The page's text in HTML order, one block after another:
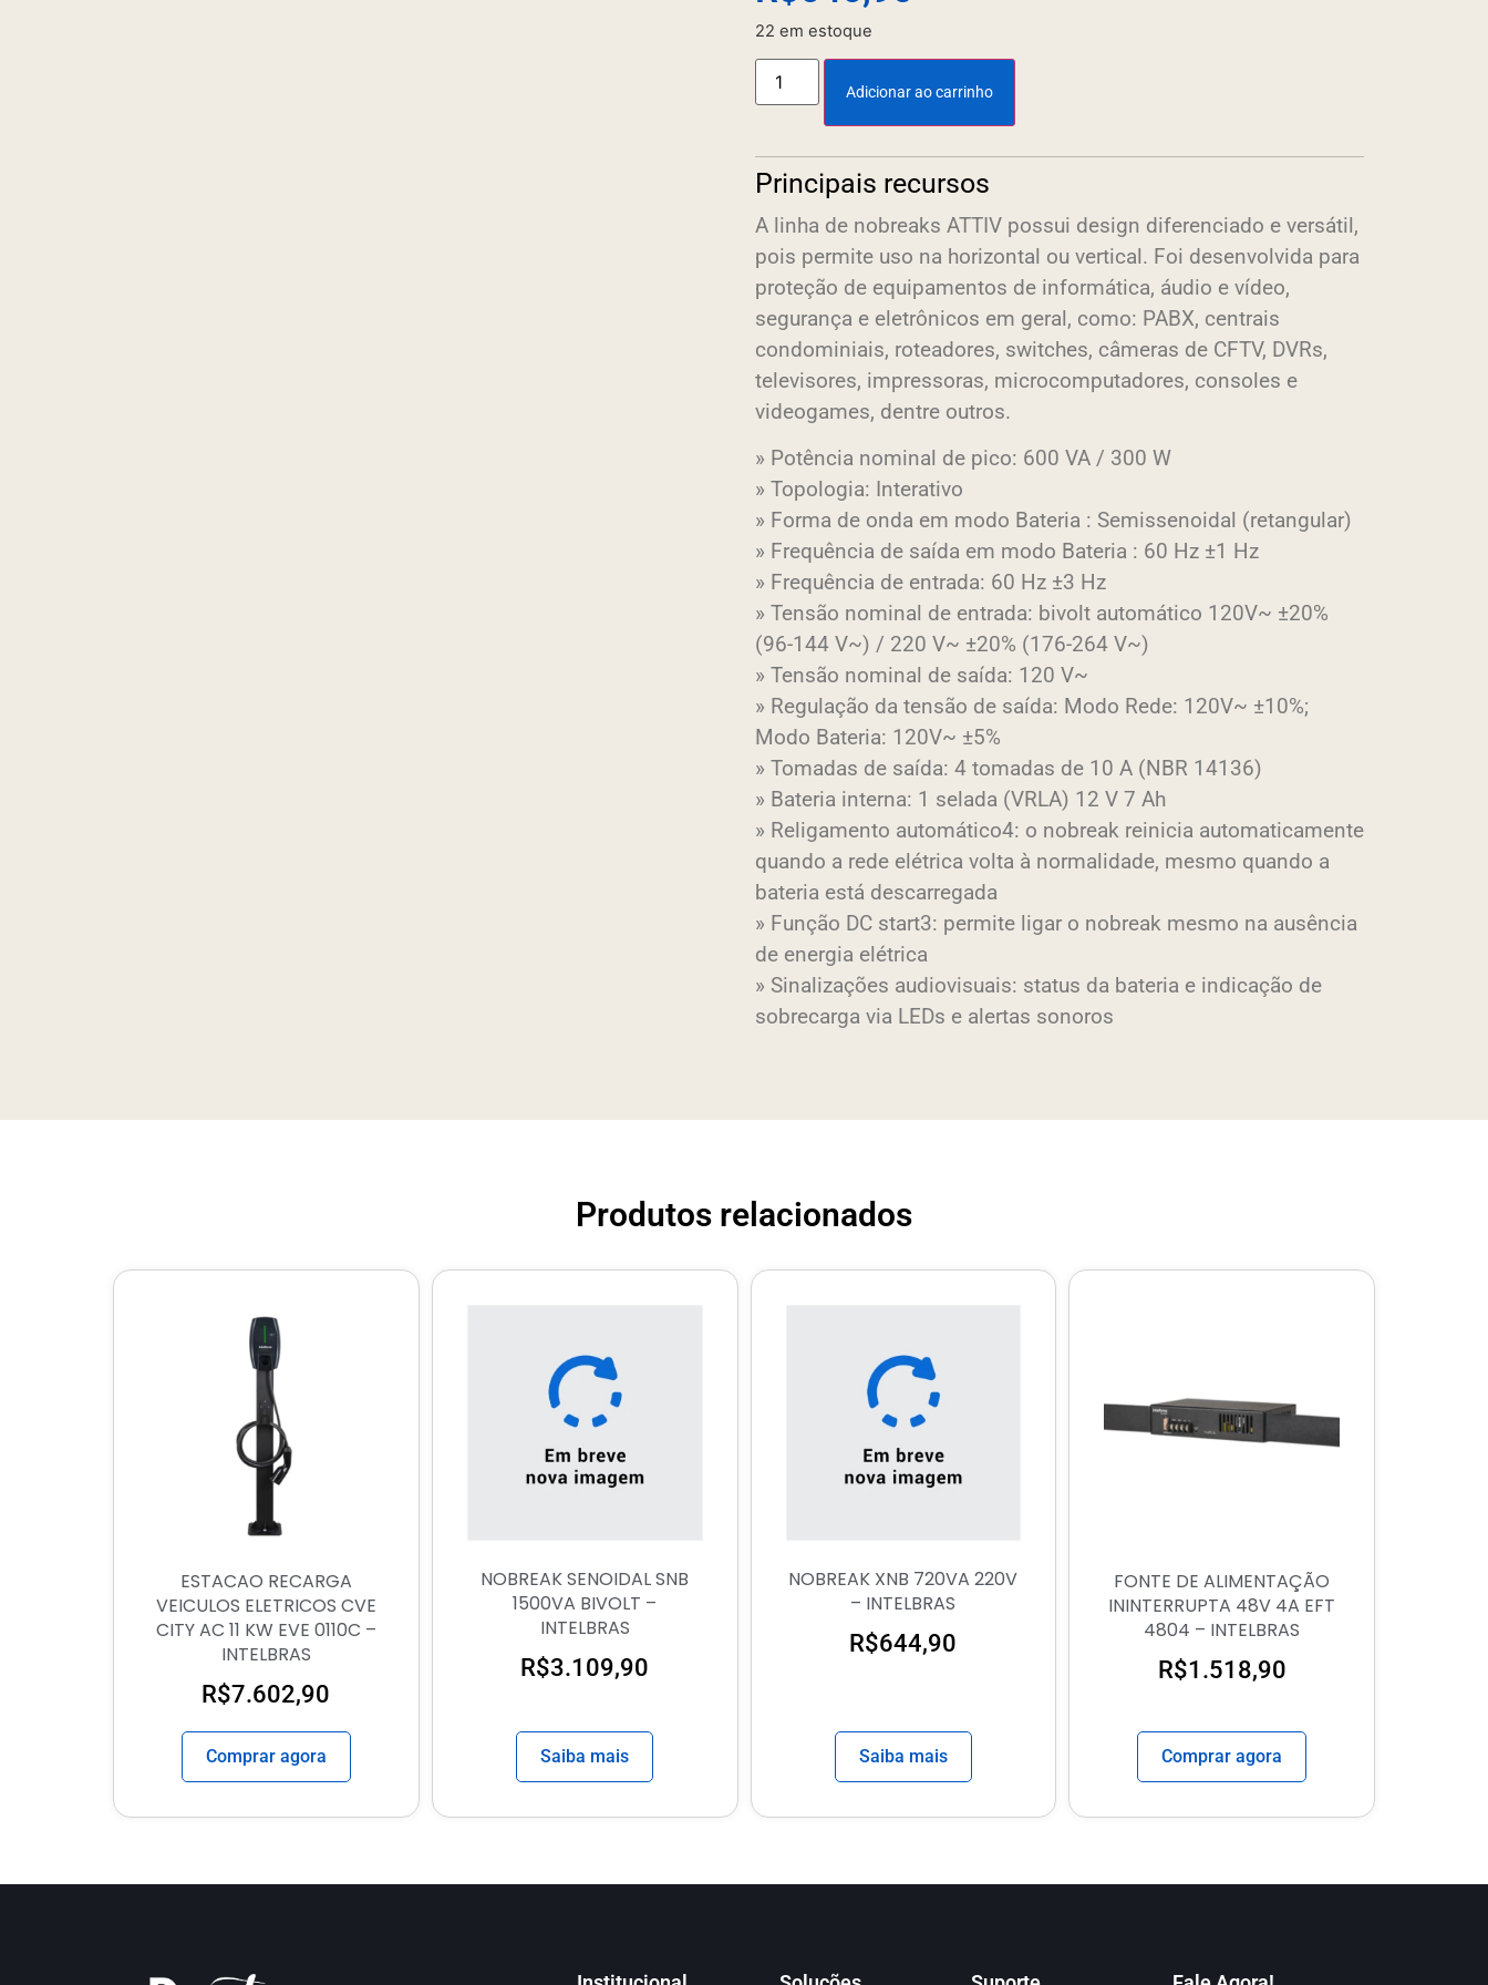
22 em estoque
Adicionar ao carrinho
Principais recursos
A linha de nobreaks ATTIV possui design diferenciado e versátil,
pois permite uso na horizontal ou vertical. Foi desenvolvida para
proteção de equipamentos de informática, áudio e vídeo,
segurança e eletrônicos em geral, como: PABX, centrais
condominiais, roteadores, switches, câmeras de CFTV, DVRs,
televisores, impressoras, microcomputadores, consoles e
videogames, dentre outros.
» Potência nominal de pico: 600 VA / 300 W
» Topologia: Interativo
» Forma de onda em modo Bateria : Semissenoidal (retangular)
» Frequência de saída em modo Bateria : 60 Hz ±1 Hz
» Frequência de entrada: 60 Hz ±3 Hz
» Tensão nominal de entrada: bivolt automático 120V~ ±20%
(96-144 V~) / 220 V~ ±20% (176-264 V~)
» Tensão nominal de saída: 120 V~
» Regulação da tensão de saída: Modo Rede: 120V~ ±10%;
Modo Bateria: 120V~ ±5%
» Tomadas de saída: 4 tomadas de 10 A (NBR 14136)
» Bateria interna: 1 selada (VRLA) 12 V 7 Ah
» Religamento automático4: o nobreak reinicia automaticamente
quando a rede elétrica volta à normalidade, mesmo quando a
bateria está descarregada
» Função DC start3: permite ligar o nobreak mesmo na ausência
de energia elétrica
» Sinalizações audiovisuais: status da bateria e indicação de
sobrecarga via LEDs e alertas sonoros
Produtos relacionados
ESTACAO RECARGA
VEICULOS ELETRICOS CVE
CITY AC 11 KW EVE 0110C –
INTELBRAS
R$7.602,90
Comprar agora
NOBREAK SENOIDAL SNB
1500VA BIVOLT –
INTELBRAS
R$3.109,90
Saiba mais
NOBREAK XNB 720VA 220V
– INTELBRAS
R$644,90
Saiba mais
FONTE DE ALIMENTAÇÃO
ININTERRUPTA 48V 4A EFT
4804 – INTELBRAS
R$1.518,90
Comprar agora